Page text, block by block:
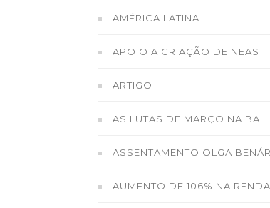
AMÉRICA LATINA
APOIO A CRIAÇÃO DE NEAS
ARTIGO
AS LUTAS DE MARÇO NA
ASSENTAMENTO OLGA
AUMENTO DE 106% NA RENDA